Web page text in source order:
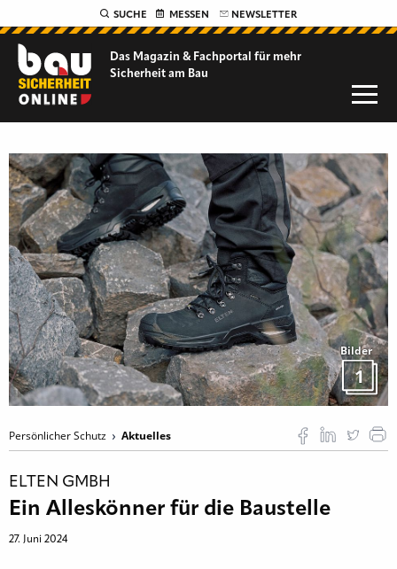
SUCHE MESSEN NEWSLETTER
Das Magazin & Fachportal für mehr
Sicherheit am Bau
Bilder
1
Persönlicher Schutz Aktuelles
ELTEN GMBH
Ein Alleskönner für die Baustelle
27. Juni 2024